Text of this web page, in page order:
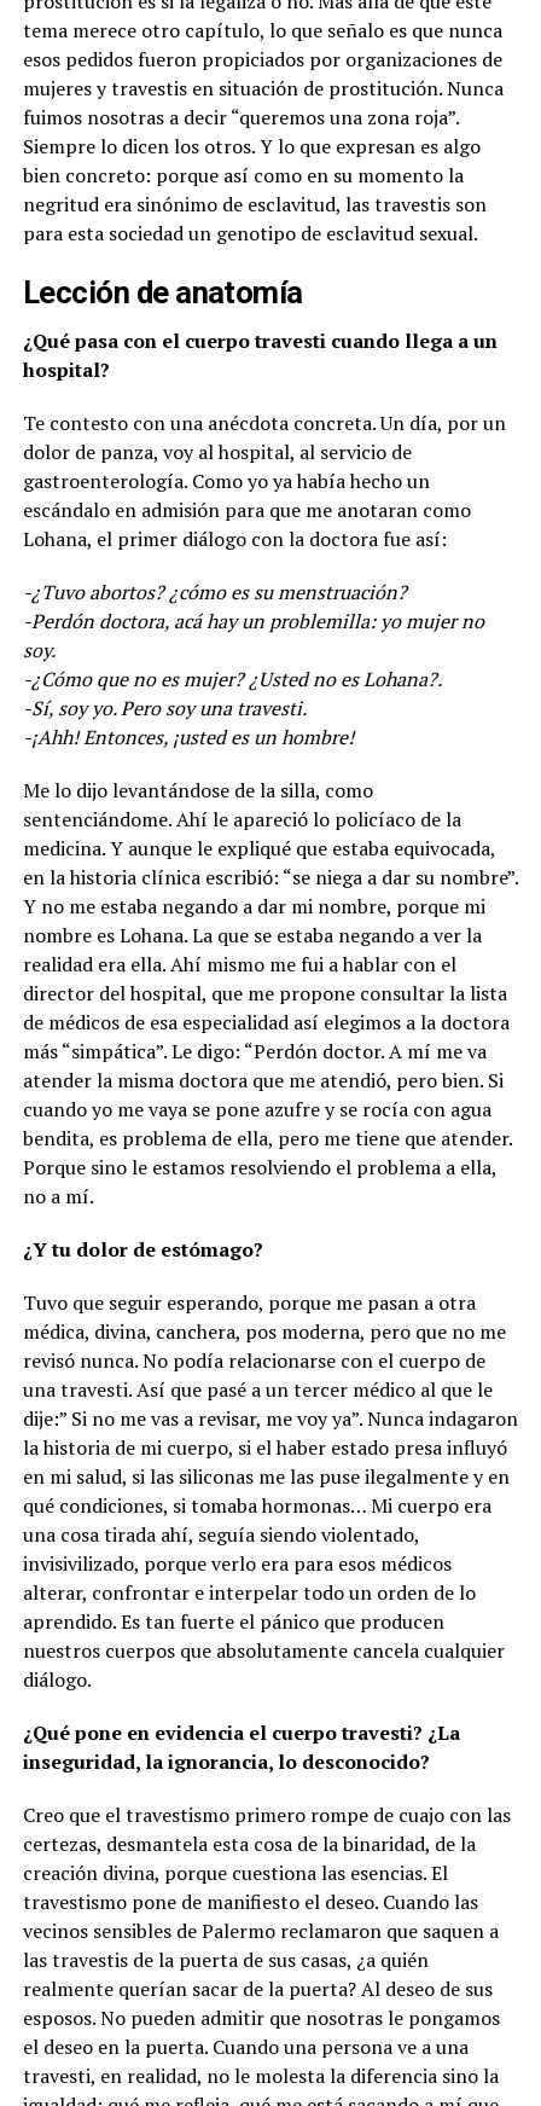
tema merece otro capítulo, lo que señalo es que nunca
esos pedidos fueron propiciados por organizaciones de
mujeres y travestis en situación de prostitución. Nunca
fuimos nosotras a decir “queremos una zona roja”.
Siempre lo dicen los otros. Y lo que expresan es algo
bien concreto: porque así como en su momento la
negritud era sinónimo de esclavitud, las travestis son
para esta sociedad un genotipo de esclavitud sexual.
Lección de anatomía
¿Qué pasa con el cuerpo travesti cuando llega a un
hospital?
Te contesto con una anécdota concreta. Un día, por un
dolor de panza, voy al hospital, al servicio de
gastroenterología. Como yo ya había hecho un
escándalo en admisión para que me anotaran como
Lohana, el primer diálogo con la doctora fue así:
-¿Tuvo abortos? ¿cómo es su menstruación?
-Perdón doctora, acá hay un problemilla: yo mujer no
soy.
-¿Cómo que no es mujer? ¿Usted no es Lohana?.
-Sí, soy yo. Pero soy una travesti.
-¡Ahh! Entonces, ¡usted es un hombre!
Me lo dijo levantándose de la silla, como
sentenciándome. Ahí le apareció lo policíaco de la
medicina. Y aunque le expliqué que estaba equivocada,
en la historia clínica escribió: “se niega a dar su nombre”.
Y no me estaba negando a dar mi nombre, porque mi
nombre es Lohana. La que se estaba negando a ver la
realidad era ella. Ahí mismo me fui a hablar con el
director del hospital, que me propone consultar la lista
de médicos de esa especialidad así elegimos a la doctora
más “simpática”. Le digo: “Perdón doctor. A mí me va
atender la misma doctora que me atendió, pero bien. Si
cuando yo me vaya se pone azufre y se rocía con agua
bendita, es problema de ella, pero me tiene que atender.
Porque sino le estamos resolviendo el problema a ella,
no a mí.
¿Y tu dolor de estómago?
Tuvo que seguir esperando, porque me pasan a otra
médica, divina, canchera, pos moderna, pero que no me
revisó nunca. No podía relacionarse con el cuerpo de
una travesti. Así que pasé a un tercer médico al que le
dije:” Si no me vas a revisar, me voy ya”. Nunca indagaron
la historia de mi cuerpo, si el haber estado presa influyó
en mi salud, si las siliconas me las puse ilegalmente y en
qué condiciones, si tomaba hormonas… Mi cuerpo era
una cosa tirada ahí, seguía siendo violentado,
invisivilizado, porque verlo era para esos médicos
alterar, confrontar e interpelar todo un orden de lo
aprendido. Es tan fuerte el pánico que producen
nuestros cuerpos que absolutamente cancela cualquier
diálogo.
¿Qué pone en evidencia el cuerpo travesti? ¿La
inseguridad, la ignorancia, lo desconocido?
Creo que el travestismo primero rompe de cuajo con las
certezas, desmantela esta cosa de la binaridad, de la
creación divina, porque cuestiona las esencias. El
travestismo pone de manifiesto el deseo. Cuando las
vecinos sensibles de Palermo reclamaron que saquen a
las travestis de la puerta de sus casas, ¿a quién
realmente querían sacar de la puerta? Al deseo de sus
esposos. No pueden admitir que nosotras le pongamos
el deseo en la puerta. Cuando una persona ve a una
travesti, en realidad, no le molesta la diferencia sino la